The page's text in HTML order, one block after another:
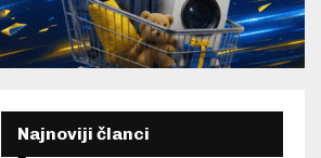
Najnoviji članci